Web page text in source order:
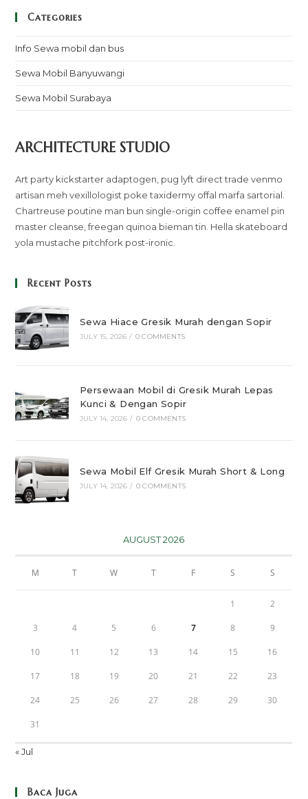
Categories
Info Sewa mobil dan bus
Sewa Mobil Banyuwangi
Sewa Mobil Surabaya
ARCHITECTURE STUDIO
Art party kickstarter adaptogen, pug lyft direct trade venmo
artisan meh vexillologist poke taxidermy offal marfa sartorial.
Chartreuse poutine man bun single-origin coffee enamel pin
master cleanse, freegan quinoa bieman tin. Hella skateboard
yola mustache pitchfork post-ironic.
Recent Posts
Sewa Hiace Gresik Murah dengan Sopir
JULY 15, 2026 / 0 COMMENTS
Persewaan Mobil di Gresik Murah Lepas
Kunci & Dengan Sopir
JULY 14, 2026 / 0 COMMENTS
Sewa Mobil Elf Gresik Murah Short & Long
JULY 14, 2026 / 0 COMMENTS
AUGUST 2026
M T W T F S S
1 2
3 4 5 6 7 8 9
10 11 12 13 14 15 16
17 18 19 20 21 22 23
24 25 26 27 28 29 30
31
« Jul
Baca Juga